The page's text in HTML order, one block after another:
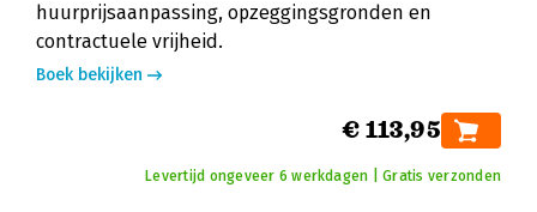
huurprijsaanpassing, opzeggingsgronden en
contractuele vrijheid.
Boek bekijken
€ 113,95
Levertijd ongeveer 6 werkdagen | Gratis verzonden